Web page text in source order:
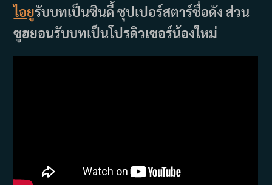
ไอยูรับบทเป็นซินดี้ ซุปเปอร์สตาร์ชื่อดัง ส่วน
ซูฮยอนรับบทเป็นโปรดิวเซอร์น้องใหม่